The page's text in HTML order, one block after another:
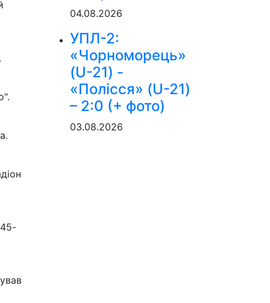
04.08.2026
УПЛ-2:
«Чорноморець»
(U-21) -
«Полісся» (U-21)
– 2:0 (+ фото)
03.08.2026